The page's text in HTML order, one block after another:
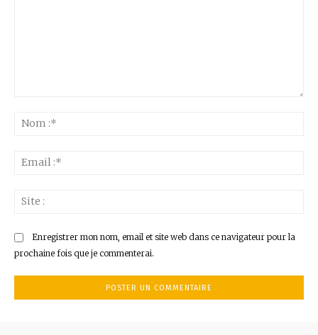
Enregistrer mon nom, email et site web dans ce navigateur pour la
prochaine fois que je commenterai.